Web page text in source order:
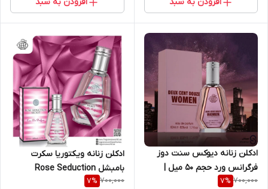
ادکلن زنانه دیوکس سنت دوز
فرگرانس ورد حجم ۵۰ میل |
Fragrance World Deux Cent
700,000
7%
ادکلن زنانه ویکتوریا سکرت
بامبشل Rose Seduction
700,000
7%